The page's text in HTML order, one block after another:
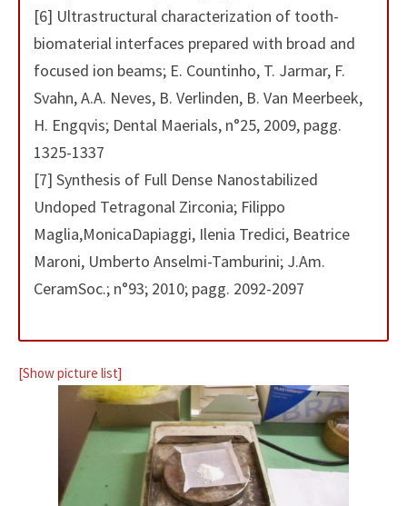
[6] Ultrastructural characterization of tooth-
biomaterial interfaces prepared with broad and
focused ion beams; E. Countinho, T. Jarmar, F.
Svahn, A.A. Neves, B. Verlinden, B. Van Meerbeek,
H. Engqvis; Dental Maerials, n°25, 2009, pagg.
1325-1337
[7] Synthesis of Full Dense Nanostabilized
Undoped Tetragonal Zirconia; Filippo
Maglia,MonicaDapiaggi, Ilenia Tredici, Beatrice
Maroni, Umberto Anselmi-Tamburini; J.Am.
CeramSoc.; n°93; 2010; pagg. 2092-2097
[Show picture list]